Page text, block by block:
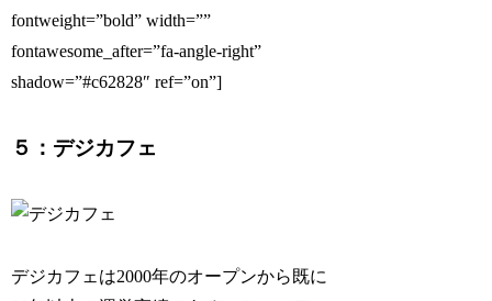
fontweight=”bold” width=””
fontawesome_after=”fa-angle-right”
shadow=”#c62828″ ref=”on”]
５：デジカフェ
デジカフェは2000年のオープンから既に